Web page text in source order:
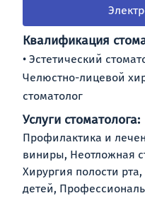
Квалификация
Эстетический
Челюстно-лицевой
стоматолог
Услуги стоматолога:
Профилактика и
виниры, Неотложная
Хирургия полости
детей,